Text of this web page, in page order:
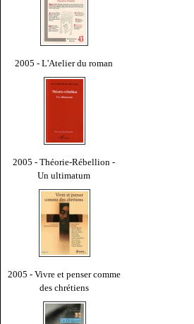
2005 - L'Atelier du roman
2005 - Théorie-Rébellion -
Un ultimatum
2005 - Vivre et penser comme
des chrétiens